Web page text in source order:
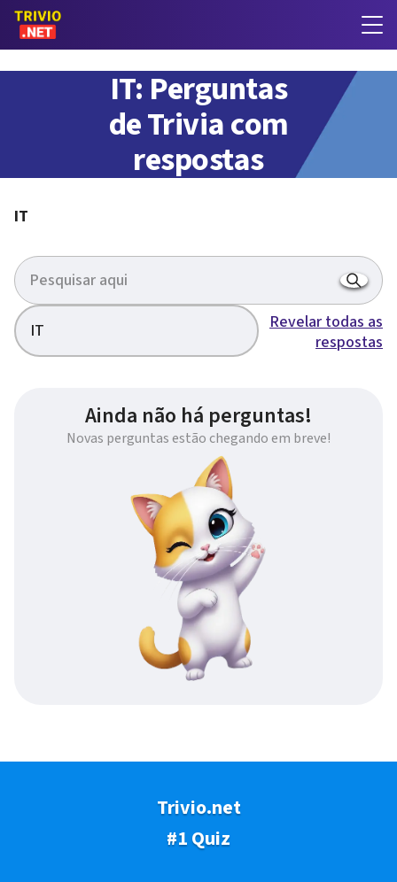
IT: Perguntas
de Trivia com
respostas
IT
IT
Revelar todas as
respostas
Ainda não há perguntas!
Novas perguntas estão chegando em breve!
Trivio.net
#1 Quiz